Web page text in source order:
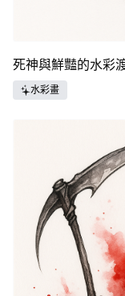
死神與鮮豔的水彩
水彩畫